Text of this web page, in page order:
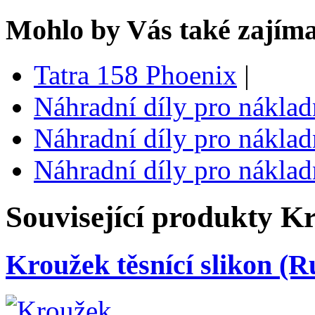
Mohlo by Vás také
Tatra 158 Phoenix |
Náhradní díly pro
Náhradní díly pro
Náhradní díly pro
Související produkty
Kroužek těsnící slikon